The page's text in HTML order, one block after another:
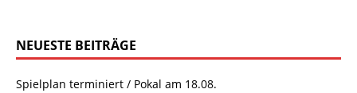
NEUESTE BEITRÄGE
Spielplan terminiert / Pokal am 18.08.